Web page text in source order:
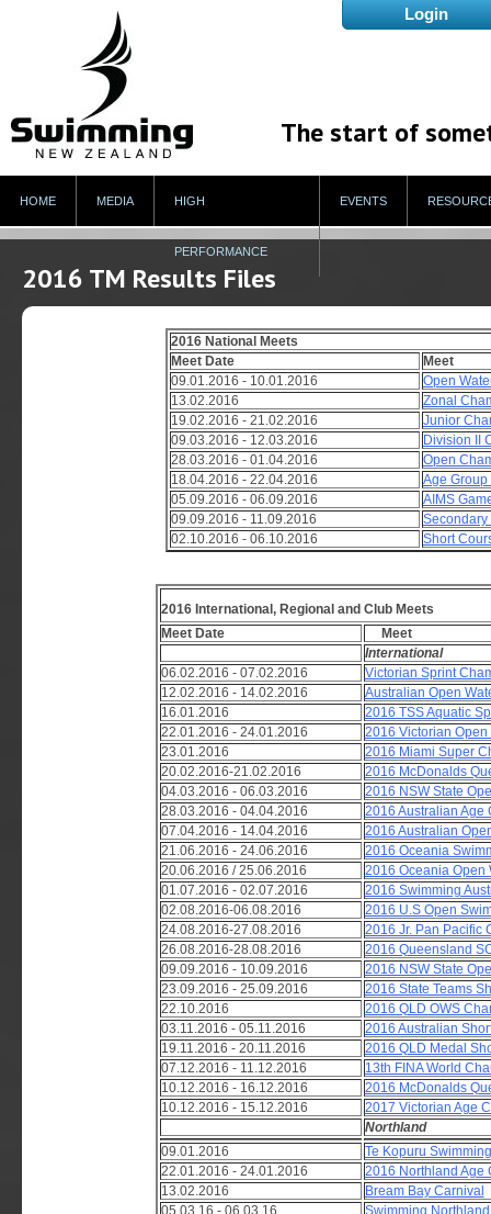
The start of
HOME MEDIA HIGH
PERFORMANCE
EVENTS
2016 TM Results Files
2016 National Meets
Meet Date
Meet
09.01.2016 - 10.01.2016
Open
13.02.2016
Zonal
19.02.2016 - 21.02.2016
Junior
09.03.2016 - 12.03.2016
Division II
28.03.2016 - 01.04.2016
Open
18.04.2016 - 22.04.2016
Age
05.09.2016 - 06.09.2016
AIMS
09.09.2016 - 11.09.2016
02.10.2016 - 06.10.2016
Short
2016 International, Regional and Club Meets
Meet Date
International
06.02.2016 - 07.02.2016
Victorian Sprint
12.02.2016 - 14.02.2016
Australian Open
16.01.2016
2016 TSS Aquatic
22.01.2016 - 24.01.2016
2016 Victorian
23.01.2016
2016 Miami Super
20.02.2016-21.02.2016
2016 McDonalds
04.03.2016 - 06.03.2016
2016 NSW State
28.03.2016 - 04.04.2016
2016 Australian Age
07.04.2016 - 14.04.2016
2016 Australian
21.06.2016 - 24.06.2016
2016 Oceania
20.06.2016 / 25.06.2016
2016 Oceania Open
01.07.2016 - 02.07.2016
2016 Swimming
02.08.2016-06.08.2016
2016 U.S Open
24.08.2016-27.08.2016
2016 Jr. Pan Pacific
26.08.2016-28.08.2016
2016 Queensland
09.09.2016 - 10.09.2016
2016 NSW State
23.09.2016 - 25.09.2016
2016 State Teams
22.10.2016
2016 QLD OWS
03.11.2016 - 05.11.2016
2016 Australian
19.11.2016 - 20.11.2016
2016 QLD Medal
07.12.2016 - 11.12.2016
13th FINA World
10.12.2016 - 16.12.2016
2016 McDonalds
10.12.2016 - 15.12.2016
2017 Victorian Age
Northland
09.01.2016
Te Kopuru
22.01.2016 - 24.01.2016
2016 Northland Age
13.02.2016
Bream Bay Carnival
05.03.16 - 06.03.16
Swimming